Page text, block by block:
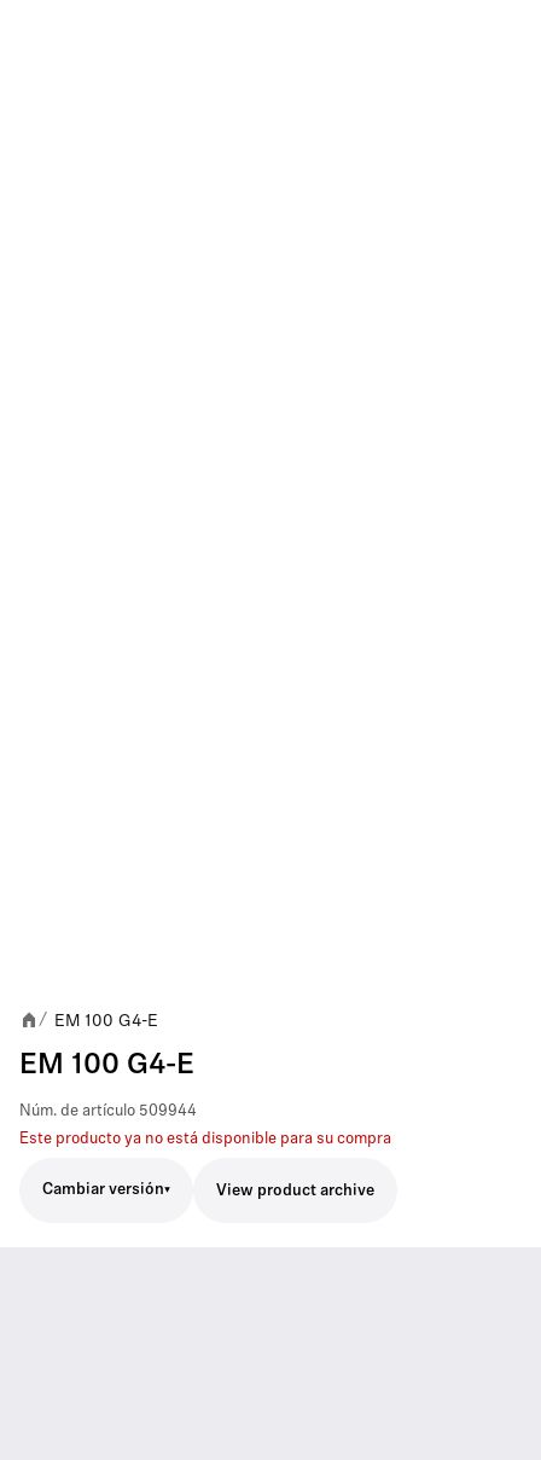
/ EM 100 G4-E
EM 100 G4-E
Núm. de artículo 509944
Este producto ya no está disponible para su compra
Cambiar versión View product archive